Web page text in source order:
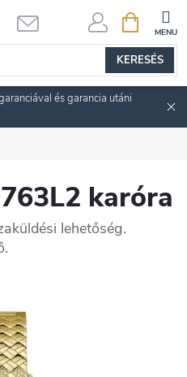
KERESÉS
KOSÁR
és garancia utáni
karóra
lehetőség.